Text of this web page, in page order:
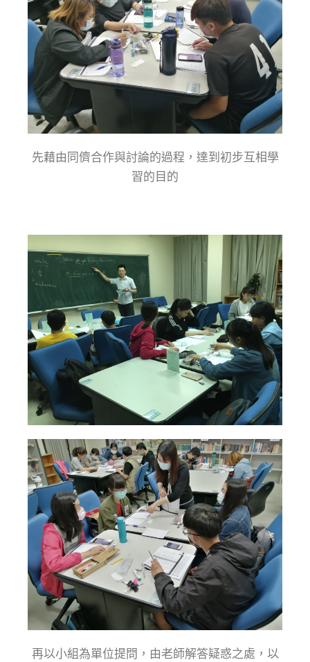
先藉由同儕合作與討論的過程，達到初步互相學
習的目的
再以小組為單位提問，由老師解答疑惑之處，以